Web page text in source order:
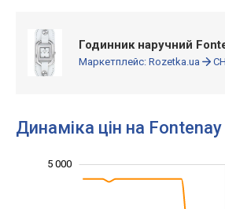
Годинник наручний
Маркетплейс: Rozetka.ua
Динаміка цін на
5 000